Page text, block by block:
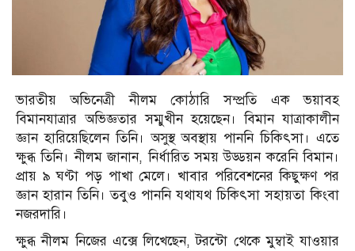
ভারতীয় অভিনেত্রী নীলম কোঠারি সম্প্রতি এক ভয়াবহ
বিমানযাত্রার অভিজ্ঞতার সম্মুখীন হয়েছেন। বিমান যাত্রাকালীন
জ্ঞান হারিয়েছিলেন তিনি। অসুস্থ অবস্থায় পাননি চিকিৎসা। এতে
ক্ষুব্ধ তিনি। নীলম জানান, নির্ধারিত সময় উড্ডয়ন করেনি বিমান।
প্রায় ৯ ঘণ্টা পড় পাখা মেলে। খাবার পরিবেশনের কিছুক্ষণ পর
জ্ঞান হারান তিনি। তবুও পাননি যথাযথ চিকিৎসা সহায়তা কিংবা
নজরদারি।
ক্ষুব্ধ নীলম নিজের এক্সে লিখেছেন, টরন্টো থেকে মুম্বাই যাওয়ার